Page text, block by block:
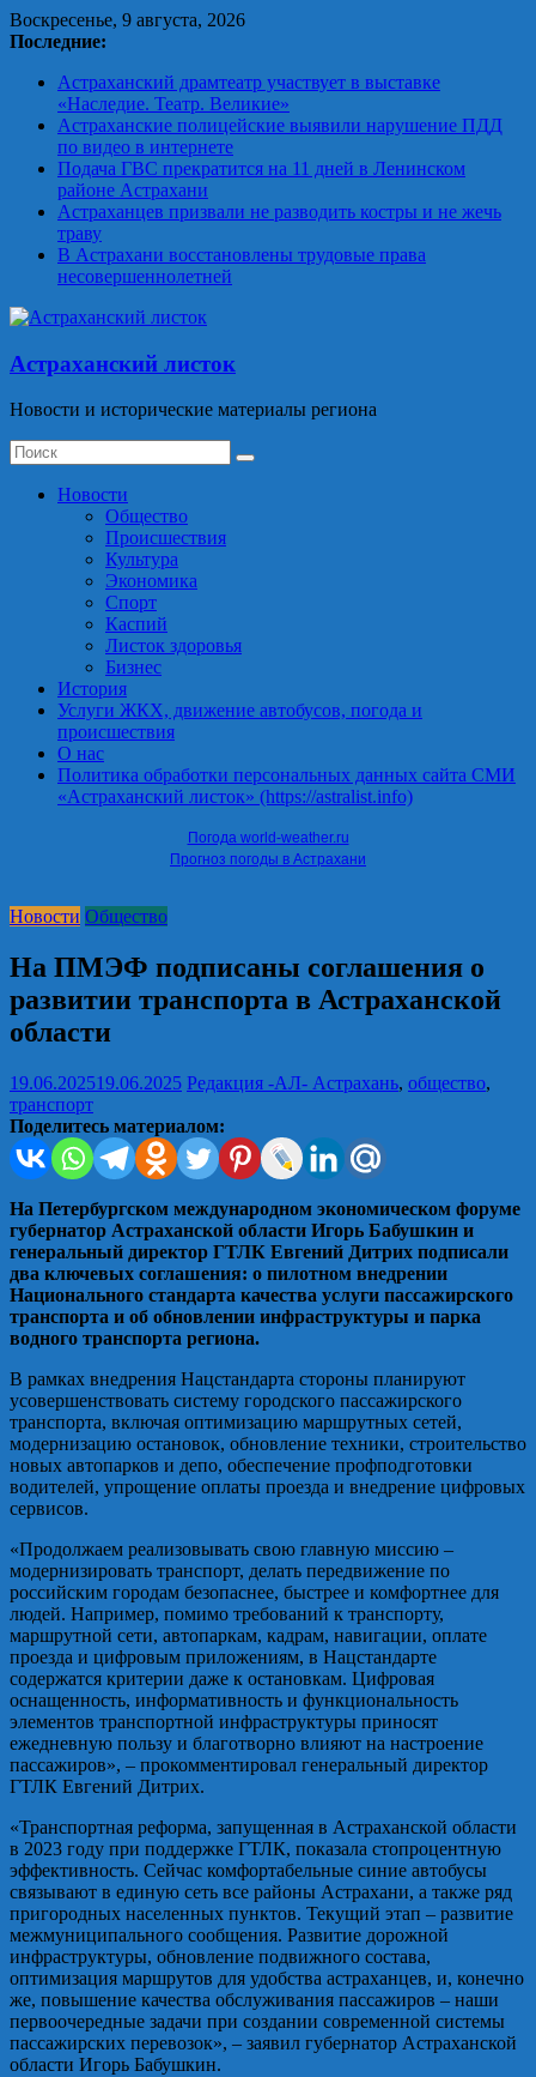
Skip
to
Воскресенье, 9 августа, 2026
Последние:
Астраханский драмтеатр участвует в выставке
«Наследие. Театр. Великие»
Астраханские полицейские выявили нарушение ПДД
по видео в интернете
Подача ГВС прекратится на 11 дней в Ленинском
районе Астрахани
Астраханцев призвали не разводить костры и не жечь
траву
В Астрахани восстановлены трудовые права
несовершеннолетней
Астраханский листок
Новости и исторические материалы региона
Новости
Общество
Происшествия
Культура
Экономика
Спорт
Каспий
Листок здоровья
Бизнес
История
Услуги ЖКХ, движение автобусов, погода и
происшествия
О нас
Политика обработки персональных данных сайта СМИ
«Астраханский листок» (https://astralist.info)
Погода world-weather.ru
Прогноз погоды в Астрахани
Новости Общество
На ПМЭФ подписаны соглашения о
развитии транспорта в Астраханской
области
19.06.202519.06.2025 Редакция -АЛ- Астрахань, общество,
транспорт
Поделитесь материалом:
На Петербургском международном экономическом форуме
губернатор Астраханской области Игорь Бабушкин и
генеральный директор ГТЛК Евгений Дитрих подписали
два ключевых соглашения: о пилотном внедрении
Национального стандарта качества услуги пассажирского
транспорта и об обновлении инфраструктуры и парка
водного транспорта региона.
В рамках внедрения Нацстандарта стороны планируют
усовершенствовать систему городского пассажирского
транспорта, включая оптимизацию маршрутных сетей,
модернизацию остановок, обновление техники, строительство
новых автопарков и депо, обеспечение профподготовки
водителей, упрощение оплаты проезда и внедрение цифровых
сервисов.
«Продолжаем реализовывать свою главную миссию –
модернизировать транспорт, делать передвижение по
российским городам безопаснее, быстрее и комфортнее для
людей. Например, помимо требований к транспорту,
маршрутной сети, автопаркам, кадрам, навигации, оплате
проезда и цифровым приложениям, в Нацстандарте
содержатся критерии даже к остановкам. Цифровая
оснащенность, информативность и функциональность
элементов транспортной инфраструктуры приносят
ежедневную пользу и благотворно влияют на настроение
пассажиров», – прокомментировал генеральный директор
ГТЛК Евгений Дитрих.
«Транспортная реформа, запущенная в Астраханской области
в 2023 году при поддержке ГТЛК, показала стопроцентную
эффективность. Сейчас комфортабельные синие автобусы
связывают в единую сеть все районы Астрахани, а также ряд
пригородных населенных пунктов. Текущий этап – развитие
межмуниципального сообщения. Развитие дорожной
инфраструктуры, обновление подвижного состава,
оптимизация маршрутов для удобства астраханцев, и, конечно
же, повышение качества обслуживания пассажиров – наши
первоочередные задачи при создании современной системы
пассажирских перевозок», – заявил губернатор Астраханской
области Игорь Бабушкин.